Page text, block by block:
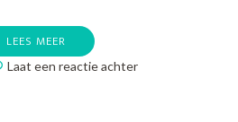
LEES MEER
Laat een reactie achterop